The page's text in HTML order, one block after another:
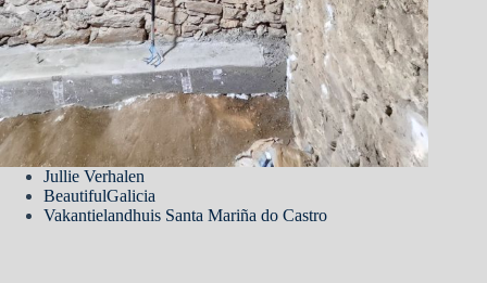
Jullie Verhalen
BeautifulGalicia
Vakantielandhuis Santa Mariña do Castro